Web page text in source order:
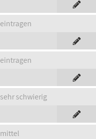
eintragen
eintragen
sehr schwierig
mittel